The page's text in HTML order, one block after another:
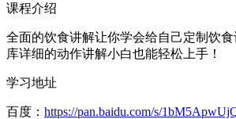
课程介绍
全面的饮食讲解让你学会给自己定制饮
库详细的动作讲解小白也能轻松上手！
学习地址
百度： https://pan.baidu.com/s/